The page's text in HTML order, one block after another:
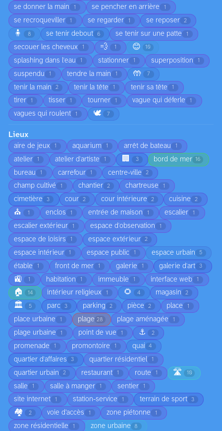
se donner la main 1 se pencher en arrière 1
se recroqueviller 1 se regarder 1 se reposer 2
🧍 8 se tenir debout 6 se tenir sur une patte 1
secouer les cheveux 1 💨 1 😊 10
splashing dans l'eau 1 stationner 1 superposition 1
suspendu 1 tendre la main 1 🤲 7
tenir la main 2 tenir la tête 1 tenir sa tête 1
tirer 1 tisser 1 tourner 1 vague qui déferle 1
vagues qui roulent 1 🕊️ 7
Lieux
aire de jeux 1 aquarium 1 arrêt de bateau 1
atelier 1 atelier d'artiste 1 🏢 3 bord de mer 16
bureau 1 carrefour 1 centre-ville 2
champ cultivé 1 chantier 2 chartreuse 1
cimetière 3 cour 2 cour intérieure 2 cuisine 2
⛪ 1 enclos 1 entrée de maison 1 escalier 1
escalier extérieur 1 espace d'observation 1
espace de loisirs 1 espace extérieur 2
espace intérieur 1 espace public 1 espace urbain 5
étable 1 front de mer 1 galerie 1 galerie d'art 3
🚉 1 habitation 1 immeuble 1 interface web 1
🏠 14 intérieur religieux 1 🌻 4 magasin 2
🏛️ 5 parc 3 parking 2 pièce 2 place 1
place urbaine 1 plage 28 plage aménagée 1
plage urbaine 1 point de vue 1 ⚓ 2
promenade 1 promontoire 1 quai 4
quartier d'affaires 3 quartier résidentiel 1
quartier urbain 2 restaurant 1 route 1 🛣️ 10
salle 1 salle à manger 1 sentier 1
site internet 1 station-service 1 terrain de sport 3
🏘️ 2 voie d’accès 1 zone piétonne 1
zone résidentielle 1 zone urbaine 8